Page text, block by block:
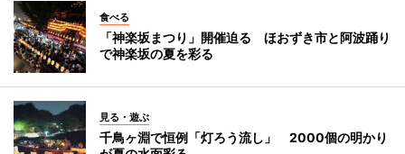
食べる
「神楽坂まつり」開催迫る ほおずき市と阿波踊り
で神楽坂の夏を彩る
見る・遊ぶ
千鳥ヶ淵で恒例「灯ろう流し」 2000個の明かり